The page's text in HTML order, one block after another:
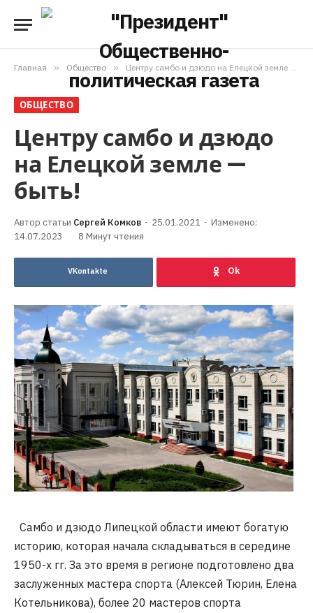
Главная » Общество » Центру самбо и дзюдо на Елецкой земле — быть!
ОБЩЕСТВО
Центру самбо и дзюдо
на Елецкой земле —
быть!
Сергей Комков 25.01.2021
Изменено:
14.07.2023
8 Минут чтения
VKontakte
Самбо и дзюдо Липецкой области имеют богатую
историю, которая начала складываться в середине
1950-х гг. За это время в регионе подготовлено два
заслуженных мастера спорта (Алексей Тюрин, Елена
Котельникова), более 20 мастеров спорта